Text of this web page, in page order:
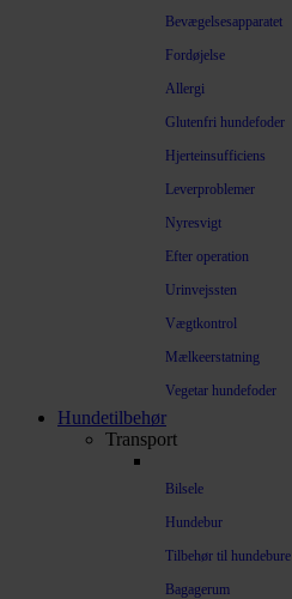
Bevægelsesapparatet
Fordøjelse
Allergi
Glutenfri hundefoder
Hjerteinsufficiens
Leverproblemer
Nyresvigt
Efter operation
Urinvejssten
Vægtkontrol
Mælkeerstatning
Vegetar hundefoder
Hundetilbehør
Transport
Bilsele
Hundebur
Tilbehør til hundebure
Bagagerum